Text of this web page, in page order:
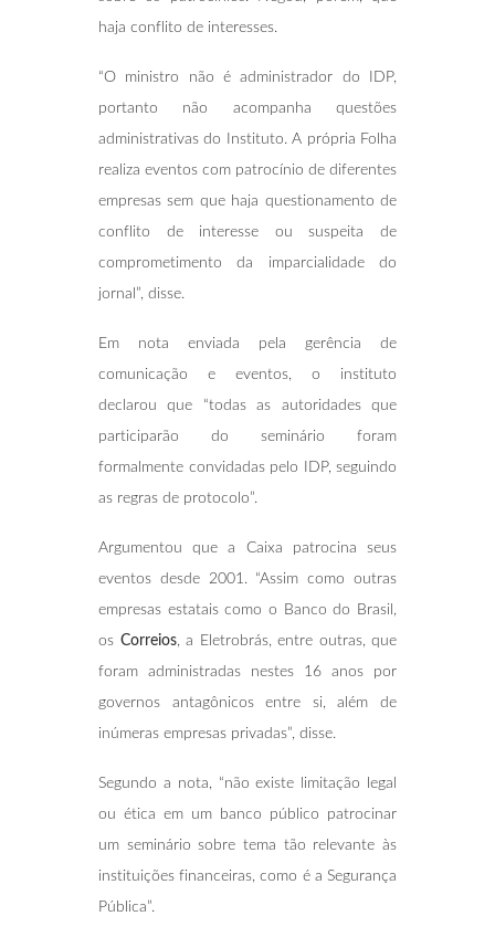
haja conflito de interesses.
“O ministro não é administrador do IDP,
portanto não acompanha questões
administrativas do Instituto. A própria Folha
realiza eventos com patrocínio de diferentes
empresas sem que haja questionamento de
conflito de interesse ou suspeita de
comprometimento da imparcialidade do
jornal”, disse.
Em nota enviada pela gerência de
comunicação e eventos, o instituto
declarou que “todas as autoridades que
participarão do seminário foram
formalmente convidadas pelo IDP, seguindo
as regras de protocolo”.
Argumentou que a Caixa patrocina seus
eventos desde 2001. “Assim como outras
empresas estatais como o Banco do Brasil,
os Correios, a Eletrobrás, entre outras, que
foram administradas nestes 16 anos por
governos antagônicos entre si, além de
inúmeras empresas privadas”, disse.
Segundo a nota, “não existe limitação legal
ou ética em um banco público patrocinar
um seminário sobre tema tão relevante às
instituições financeiras, como é a Segurança
Pública”.